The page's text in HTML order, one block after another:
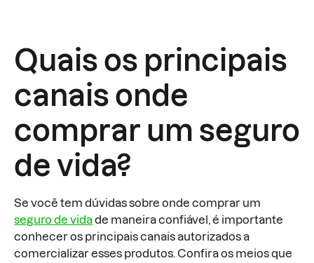
Quais os principais
canais onde
comprar um seguro
de vida?
Se você tem dúvidas sobre onde comprar um
seguro de vidade maneira confiável, é importante
conhecer os principais canais autorizados a
comercializar esses produtos. Confira os meios que